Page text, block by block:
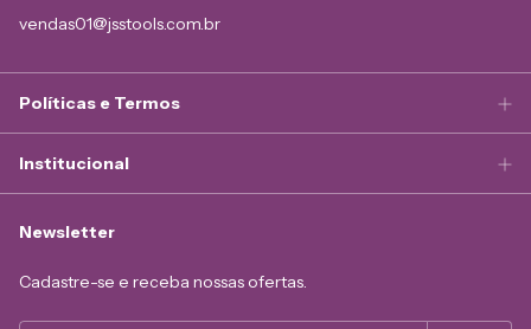
vendas01@jsstools.com.br
Políticas e Termos
Institucional
Newsletter
Cadastre-se e receba nossas ofertas.